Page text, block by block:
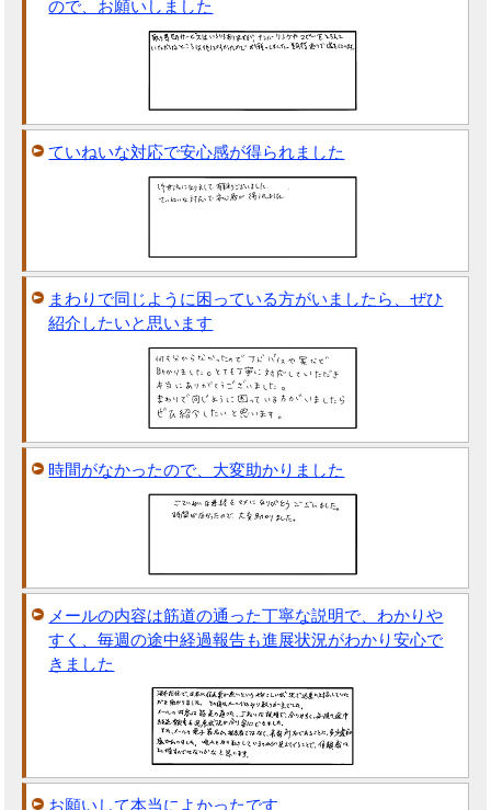
ので、お願いしました
ていねいな対応で安心感が得られました
まわりで同じように困っている方がいましたら、ぜひ
紹介したいと思います
時間がなかったので、大変助かりました
メールの内容は筋道の通った丁寧な説明で、わかりや
すく、毎週の途中経過報告も進展状況がわかり安心で
きました
お願いして本当によかったです